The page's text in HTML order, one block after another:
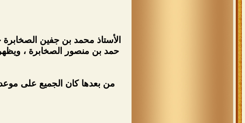
الأستاذ محمد بن جفين
حمد بن منصور الصخابرة ،
من بعدها كان الجميع على